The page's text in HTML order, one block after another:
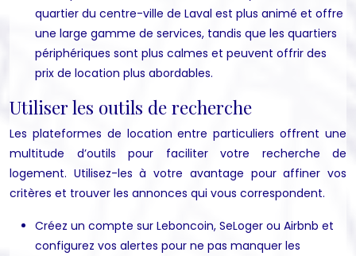
quartier du centre-ville de Laval est plus animé et offre
une large gamme de services, tandis que les quartiers
périphériques sont plus calmes et peuvent offrir des
prix de location plus abordables.
Utiliser les outils de recherche
Les plateformes de location entre particuliers offrent une
multitude d’outils pour faciliter votre recherche de
logement. Utilisez-les à votre avantage pour affiner vos
critères et trouver les annonces qui vous correspondent.
Créez un compte sur Leboncoin, SeLoger ou Airbnb et
configurez vos alertes pour ne pas manquer les